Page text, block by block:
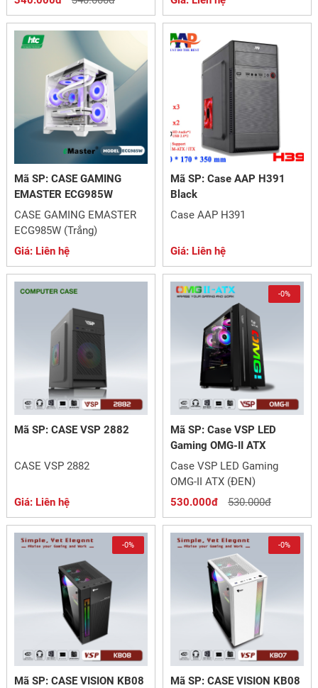
Mã SP: CASE GAMING
EMASTER ECG985W
CASE GAMING EMASTER
ECG985W (Trắng)
Giá: Liên hệ
Mã SP: Case AAP H391
Black
Case AAP H391
Giá: Liên hệ
Mã SP: CASE VSP 2882
CASE VSP 2882
Giá: Liên hệ
-0%
Mã SP: Case VSP LED
Gaming OMG-II ATX
Case VSP LED Gaming
OMG-II ATX (ĐEN)
530.000đ
530.000đ
-0%
Mã SP: CASE VISION KB08
-0%
Mã SP: CASE VISION KB08